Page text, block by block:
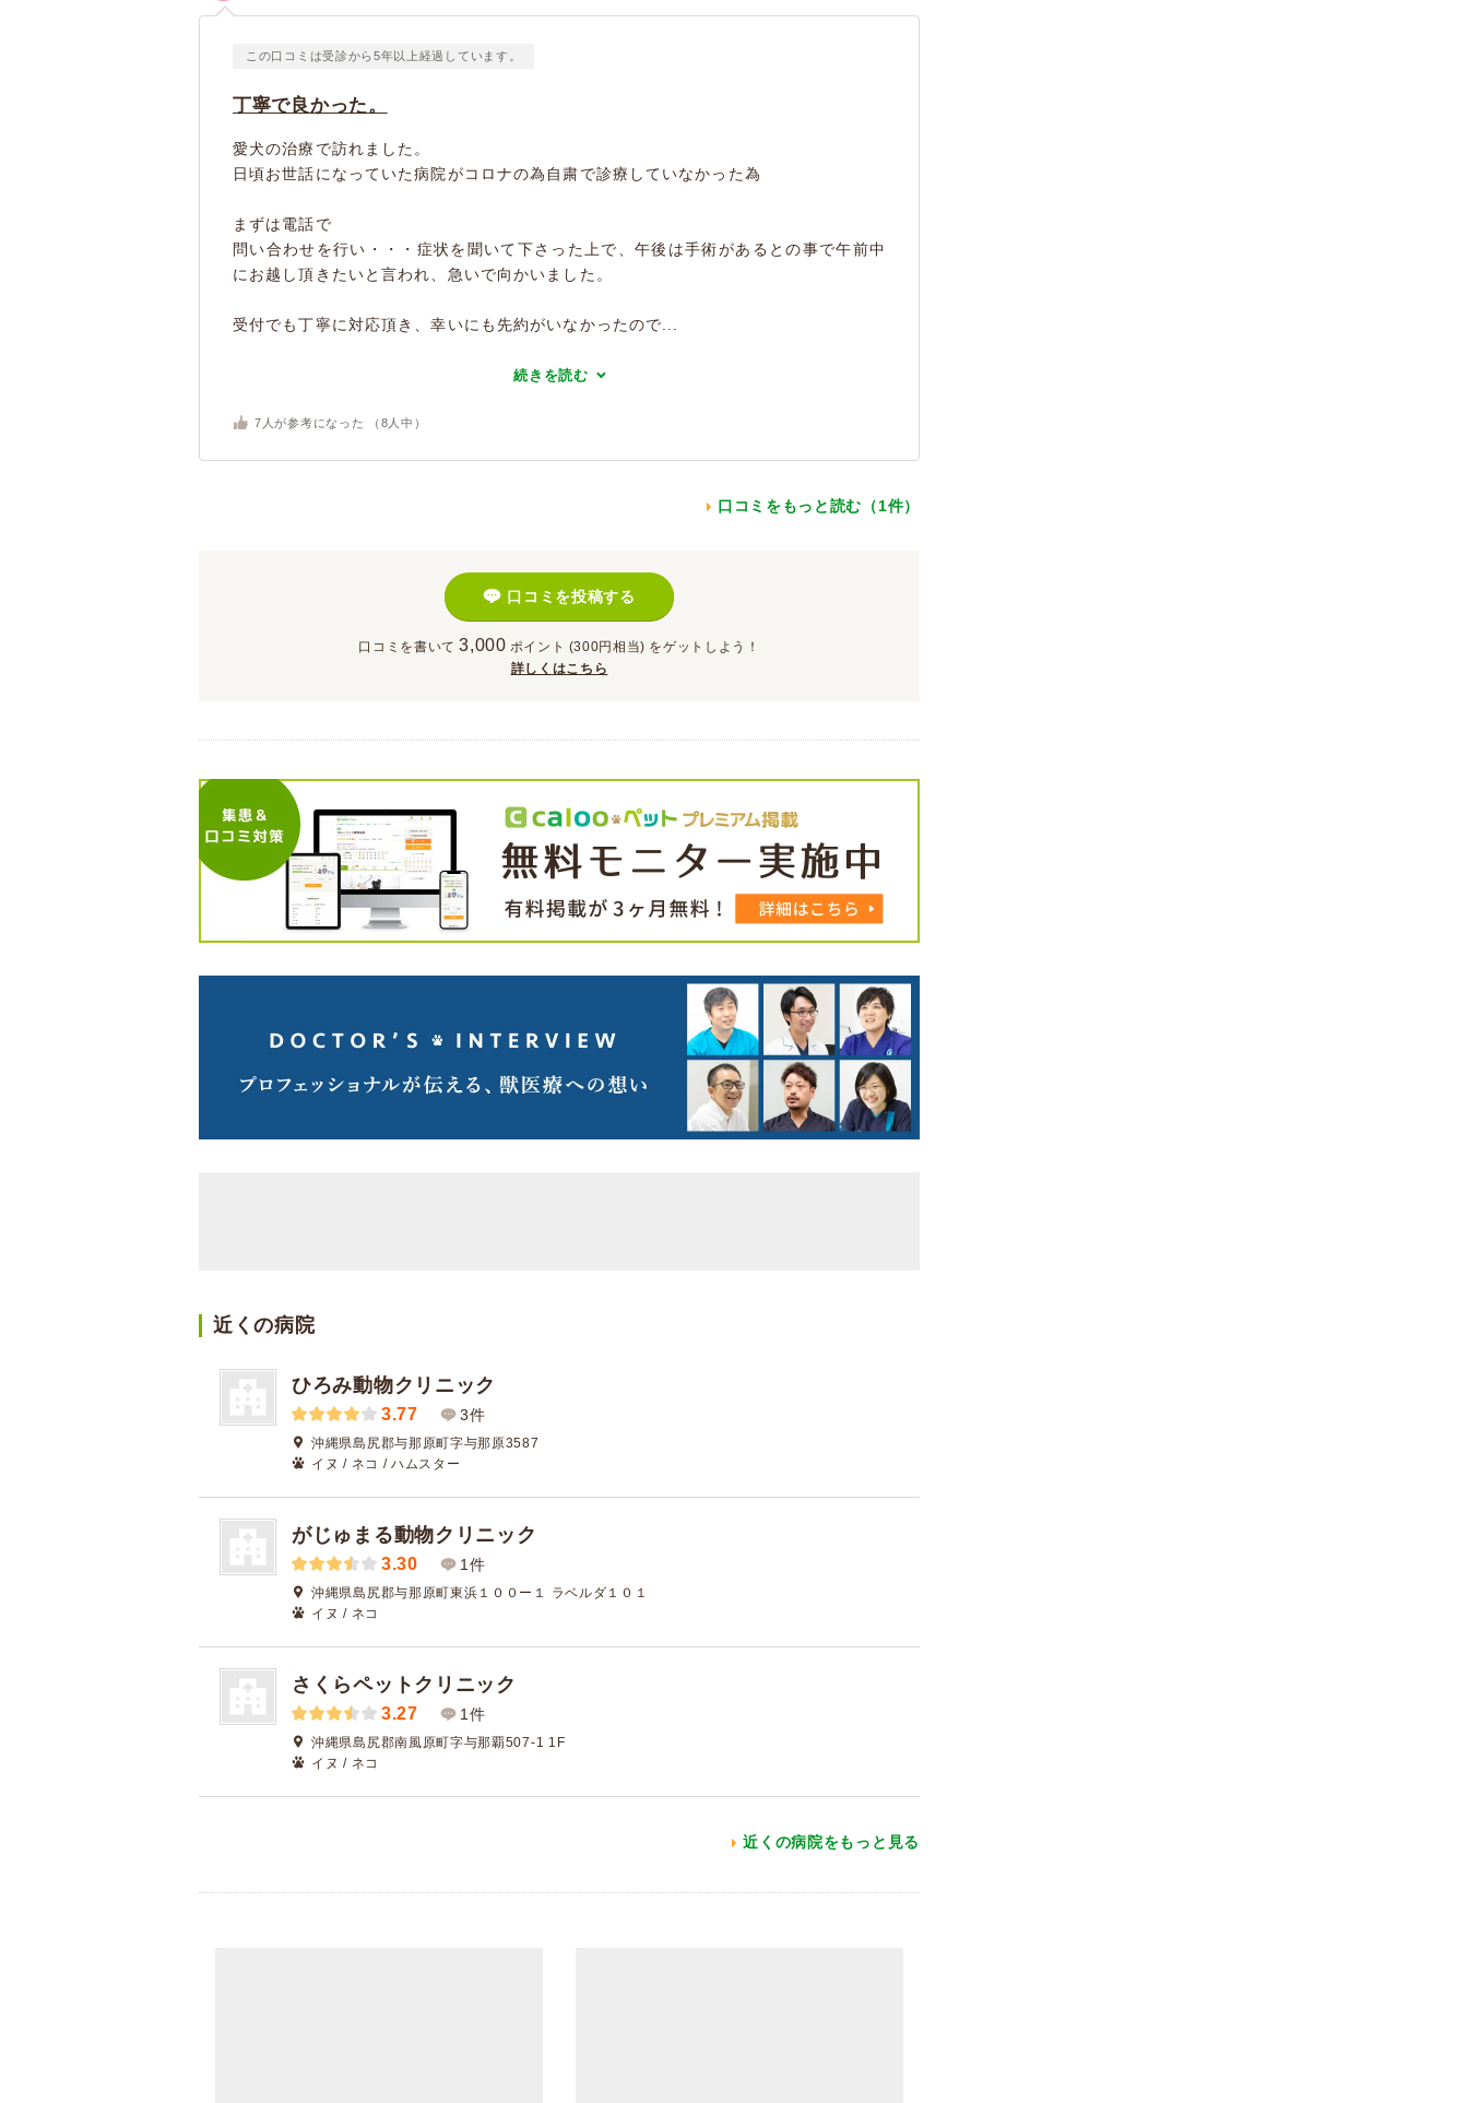
この口コミは受診から5年以上経過しています。
丁寧で良かった。
愛犬の治療で訪れました。
日頃お世話になっていた病院がコロナの為自粛で診療していなかった為
まずは電話で
問い合わせを行い・・・症状を聞いて下さった上で、午後は手術があるとの事で午前中
にお越し頂きたいと言われ、急いで向かいました。
受付でも丁寧に対応頂き、幸いにも先約がいなかったので...
続きを読む
7 人が参考になった （ 8 人中）
口コミをもっと読む（1件）
口コミを投稿する
口コミを書いて 3,000 ポイント (300円相当) をゲットしよう！
詳しくはこちら
近くの病院
ひろみ動物クリニック
3.77 3件
沖縄県島尻郡与那原町字与那原3587
イヌ / ネコ / ハムスター
がじゅまる動物クリニック
3.30 1件
沖縄県島尻郡与那原町東浜１００ー１ ラベルダ１０１
イヌ / ネコ
さくらペットクリニック
3.27 1件
沖縄県島尻郡南風原町字与那覇507-1 1F
イヌ / ネコ
近くの病院をもっと見る